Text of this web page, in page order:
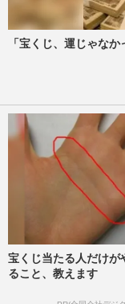
「宝くじ、運じゃな
宝くじ当たる人だけが
ること、教えます